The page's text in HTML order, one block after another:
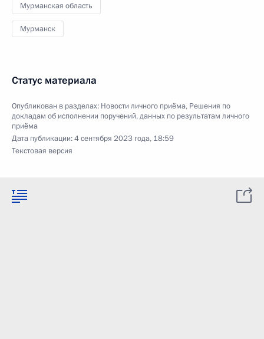
Мурманская область
Мурманск
Статус материала
Опубликован в разделах: Новости личного приёма, Решения по
докладам об исполнении поручений, данных по результатам личного
приёма
Дата публикации:4 сентября 2023 года, 18:59
Текстовая версия